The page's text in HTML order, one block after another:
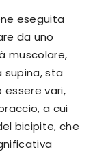
eseguita
da uno
muscolare,
supina, sta
essere vari,
a cui
bicipite, che